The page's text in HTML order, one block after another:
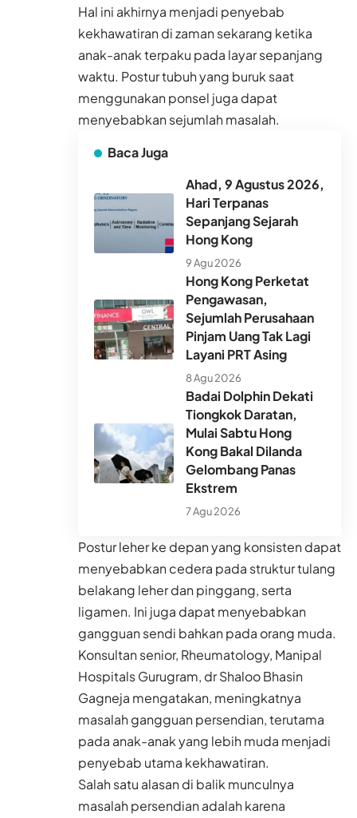
Hal ini akhirnya menjadi penyebab
kekhawatiran di zaman sekarang ketika
anak-anakterpaku pada layar sepanjang
waktu. Postur tubuh yang buruk saat
menggunakan ponsel juga dapat
menyebabkan sejumlah masalah.
Baca Juga
Ahad, 9 Agustus 2026,
Hari Terpanas
Sepanjang Sejarah
Hong Kong
9 Agu 2026
Hong Kong Perketat
Pengawasan,
Sejumlah Perusahaan
Pinjam Uang Tak Lagi
Layani PRT Asing
8 Agu 2026
Badai Dolphin Dekati
Tiongkok Daratan,
Mulai Sabtu Hong
Kong Bakal Dilanda
Gelombang Panas
Ekstrem
7 Agu 2026
Postur leher ke depan yang konsisten dapat
menyebabkan cedera pada struktur tulang
belakang leher dan pinggang, serta
ligamen. Ini juga dapat menyebabkan
gangguan sendi bahkan pada orang muda.
Konsultan senior, Rheumatology, Manipal
Hospitals Gurugram, dr Shaloo Bhasin
Gagneja mengatakan, meningkatnya
masalah gangguan persendian, terutama
pada anak-anak yang lebih muda menjadi
penyebab utama kekhawatiran.
Salah satu alasan di balik munculnya
masalah persendian adalah karena